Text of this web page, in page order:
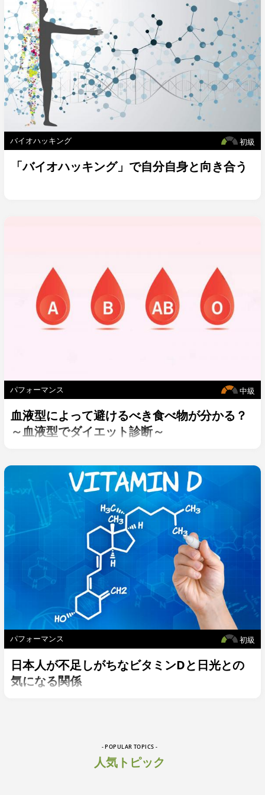
初級
バイオハッキング
「バイオハッキング」で自分自身と向き合う
中級
パフォーマンス
血液型によって避けるべき食べ物が分かる？
～血液型でダイエット診断～
初級
パフォーマンス
日本人が不足しがちなビタミンDと日光との
気になる関係
- POPULAR TOPICS -
人気トピック